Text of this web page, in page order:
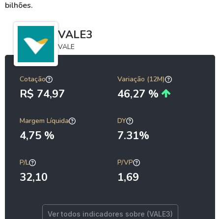
bilhões.
VALE3
VALE
Cotação
R$ 74,97
Variação (12M)
46,27 %
Margem Líquida
4,75 %
DY
7.31%
P/L
32,10
P/VP
1,69
Ver todos indicadores sobre (VALE3)